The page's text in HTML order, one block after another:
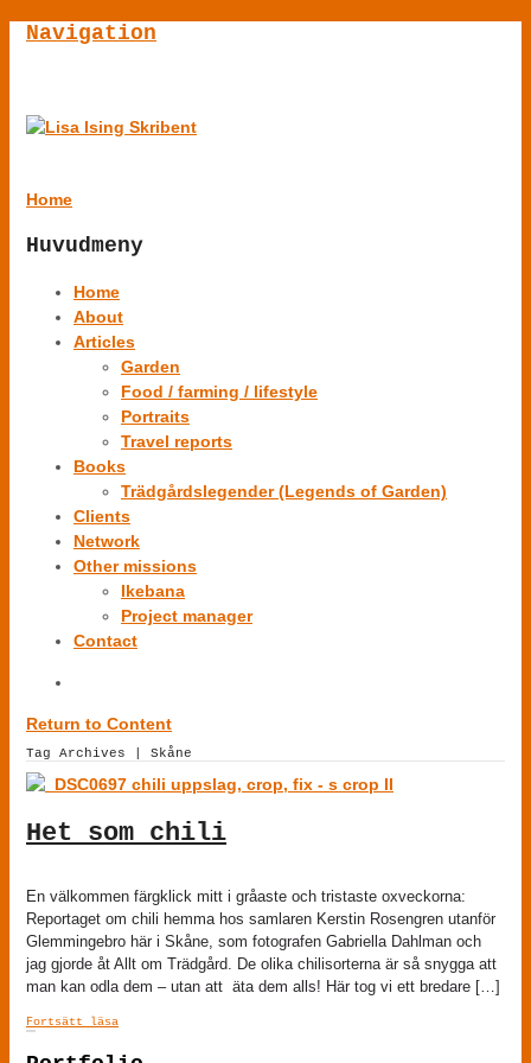
Navigation
Home
Huvudmeny
Home
About
Articles
Garden
Food / farming / lifestyle
Portraits
Travel reports
Books
Trädgårdslegender (Legends of Garden)
Clients
Network
Other missions
Ikebana
Project manager
Contact
Return to Content
Tag Archives | Skåne
Het som chili
En välkommen färgklick mitt i gråaste och tristaste oxveckorna:
Reportaget om chili hemma hos samlaren Kerstin Rosengren utanför
Glemmingebro här i Skåne, som fotografen Gabriella Dahlman och
jag gjorde åt Allt om Trädgård. De olika chilisorterna är så snygga att
man kan odla dem – utan att äta dem alls! Här tog vi ett bredare […]
Fortsätt läsa